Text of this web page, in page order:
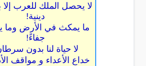
لا يحصل الملك للعرب إلا
دينية!
ما يمكث في الأرض وما
جفاءً!
لا حياة لنا بدون
خداع الأعداء و مواقف